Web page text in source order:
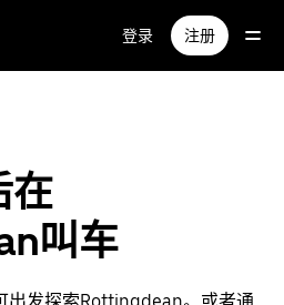
登录 注册
在
叫车